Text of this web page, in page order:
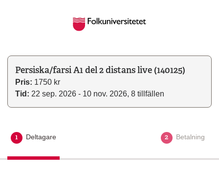
Persiska/farsi A1 del 2 distans live (140125)
Pris: 1750 kr
Tid: 22 sep. 2026 - 10 nov. 2026, 8 tillfällen
1 Aktuellt steg
Deltagare 2 Betalning